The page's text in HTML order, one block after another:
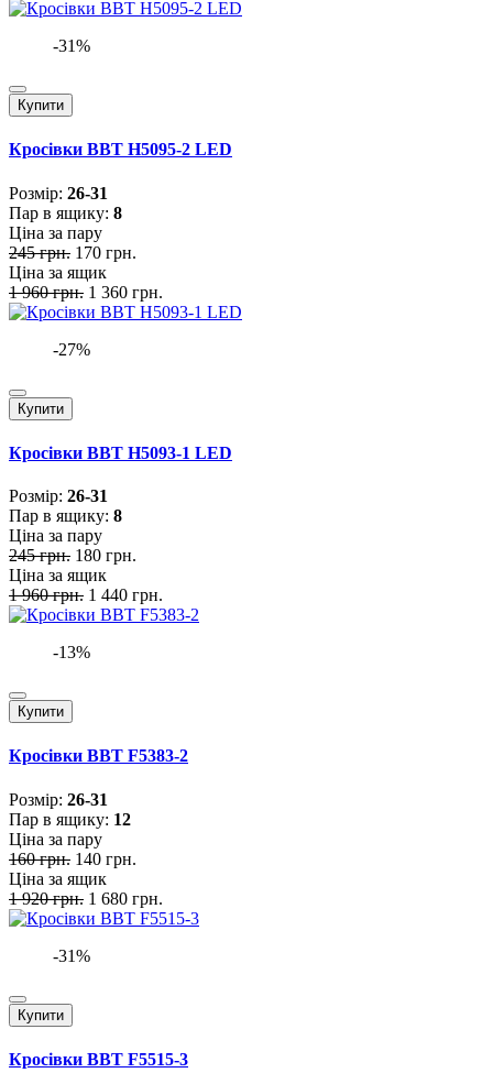
-31%
Купити
Кросівки BBT H5095-2 LED
Розмiр: 26-31
Пар в ящику: 8
Ціна за пару
245 грн. 170 грн.
Ціна за ящик
1 960 грн. 1 360 грн.
-27%
Купити
Кросівки BBT H5093-1 LED
Розмiр: 26-31
Пар в ящику: 8
Ціна за пару
245 грн. 180 грн.
Ціна за ящик
1 960 грн. 1 440 грн.
-13%
Купити
Кросівки BBT F5383-2
Розмiр: 26-31
Пар в ящику: 12
Ціна за пару
160 грн. 140 грн.
Ціна за ящик
1 920 грн. 1 680 грн.
-31%
Купити
Кросівки BBT F5515-3